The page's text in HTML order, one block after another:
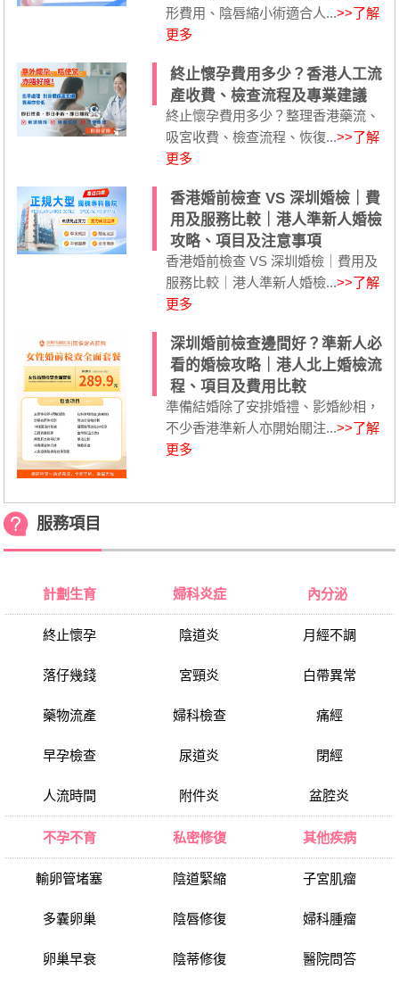
形費用、陰唇縮小術適合人...>>了解
更多
終止懷孕費用多少？香港人工流
產收費、檢查流程及專業建議
終止懷孕費用多少？整理香港藥流、
吸宮收費、檢查流程、恢復...>>了解
更多
香港婚前檢查 VS 深圳婚檢｜費
用及服務比較｜港人準新人婚檢
攻略、項目及注意事項
香港婚前檢查 VS 深圳婚檢｜費用及
服務比較｜港人準新人婚檢...>>了解
更多
深圳婚前檢查邊間好？準新人必
看的婚檢攻略｜港人北上婚檢流
程、項目及費用比較
準備結婚除了安排婚禮、影婚紗相，
不少香港準新人亦開始關注...>>了解
更多
服務項目
計劃生育
終止懷孕
落仔幾錢
藥物流產
早孕檢查
人流時間
婦科炎症
陰道炎
宮頸炎
婦科檢查
尿道炎
附件炎
內分泌
月經不調
白帶異常
痛經
閉經
盆腔炎
不孕不育
輸卵管堵塞
多囊卵巢
卵巢早衰
私密修復
陰道緊縮
陰唇修復
陰蒂修復
其他疾病
子宮肌瘤
婦科腫瘤
醫院問答